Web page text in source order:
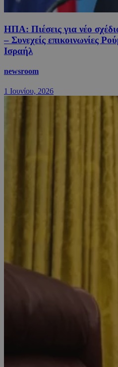
ΗΠΑ: Πιέσεις για νέο
– Συνεχείς επικοινωνίες
Ισραήλ
newsroom
1 Ιουνίου, 2026